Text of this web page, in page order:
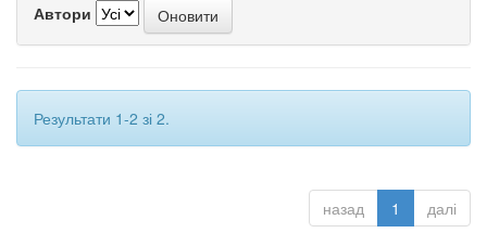
Автори
Результати 1-2 зі 2.
назад 1 далі